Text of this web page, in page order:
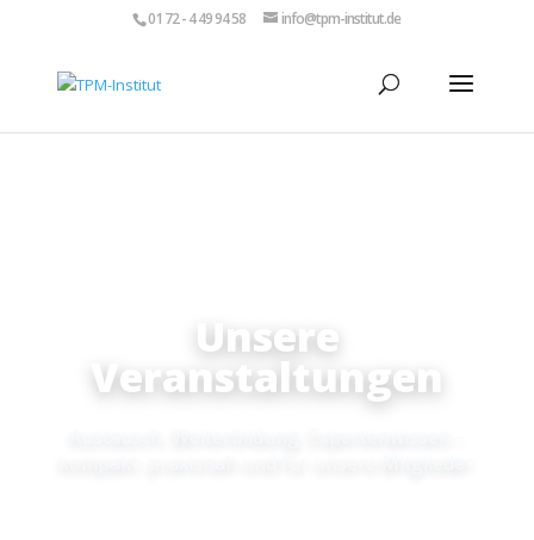
01 72 - 4 49 94 58 info@tpm-institut.de
Unsere
Veranstaltungen